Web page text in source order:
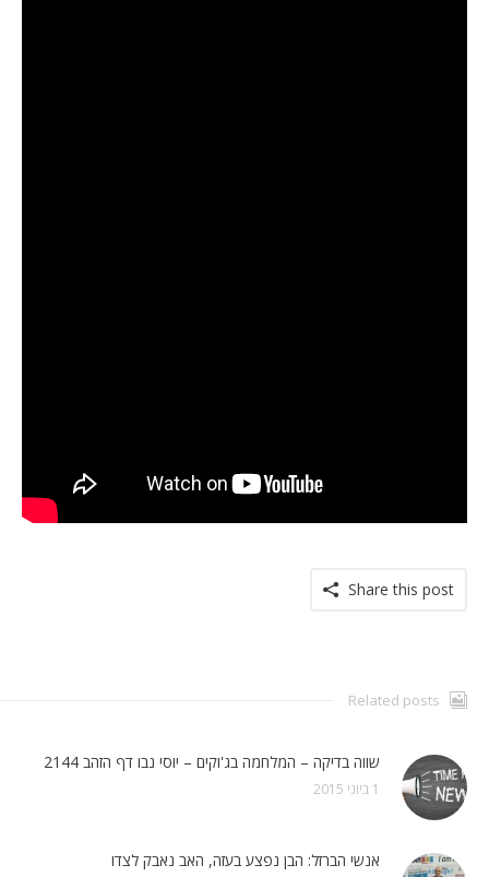
Share this post
Related posts
שווה בדיקה – המלחמה בג'וקים – יוסי נבו דף הזהב 2144
1 ביוני 2015
אנשי הברזל: הבן נפצע בעזה, האב נאבק לצדו